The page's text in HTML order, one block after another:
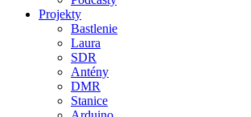
Projekty
Bastlenie
Laura
SDR
Antény
DMR
Stanice